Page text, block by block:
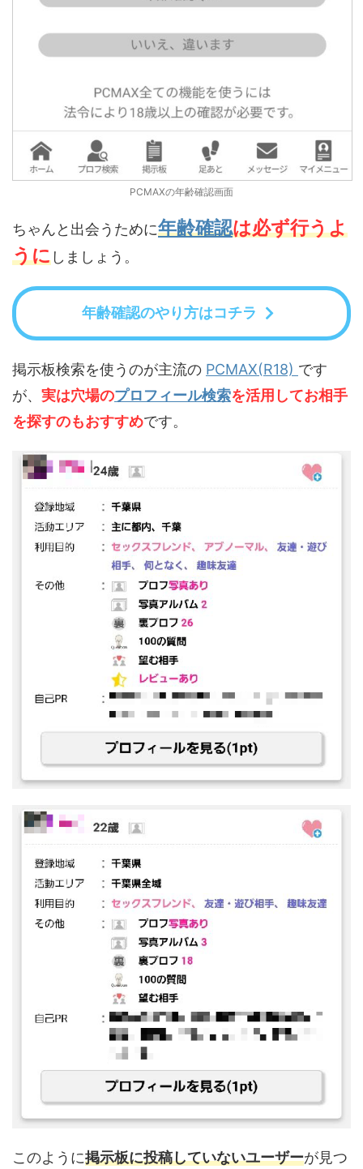
PCMAXの年齢確認画面
ちゃんと出会うために年齢確認は必ず行うよ
うにしましょう。
年齢確認のやり方はコチラ
掲示板検索を使うのが主流の PCMAX(R18) です
が、 実は穴場のプロフィール検索を活用してお相手
を探すのもおすすめです。
このように掲示板に投稿していないユーザーが見つ